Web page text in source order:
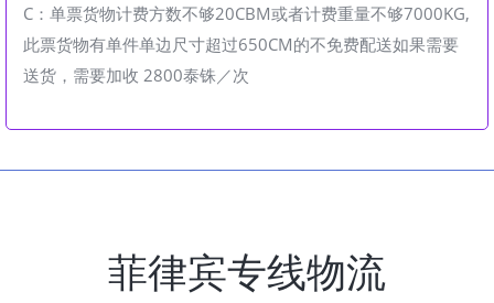
C：单票货物计费方数不够20CBM或者计费重量不够7000KG,
此票货物有单件单边尺寸超过650CM的不免费配送如果需要
送货，需要加收 2800泰铢／次
菲律宾专线物流